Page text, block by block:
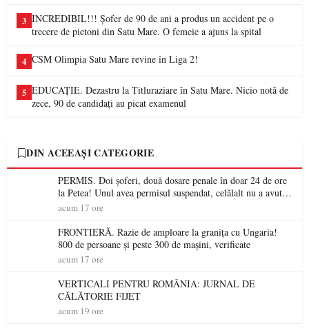
3 INCREDIBIL!!! Șofer de 90 de ani a produs un accident pe o
trecere de pietoni din Satu Mare. O femeie a ajuns la spital
4 CSM Olimpia Satu Mare revine în Liga 2!
5 EDUCAȚIE. Dezastru la Titluraziare în Satu Mare. Nicio notă de
zece, 90 de candidați au picat examenul
DIN ACEEAȘI CATEGORIE
PERMIS. Doi șoferi, două dosare penale în doar 24 de ore
la Petea! Unul avea permisul suspendat, celălalt nu a avut
niciodată permis
acum 17 ore
FRONTIERĂ. Razie de amploare la granița cu Ungaria!
800 de persoane și peste 300 de mașini, verificate
acum 17 ore
VERTICALI PENTRU ROMÂNIA: JURNAL DE
CĂLĂTORIE FIJET
acum 19 ore